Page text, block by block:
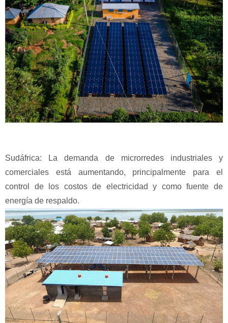
Sudáfrica: La demanda de microrredes industriales y
comerciales está aumentando, principalmente para el
control de los costos de electricidad y como fuente de
energía de respaldo.